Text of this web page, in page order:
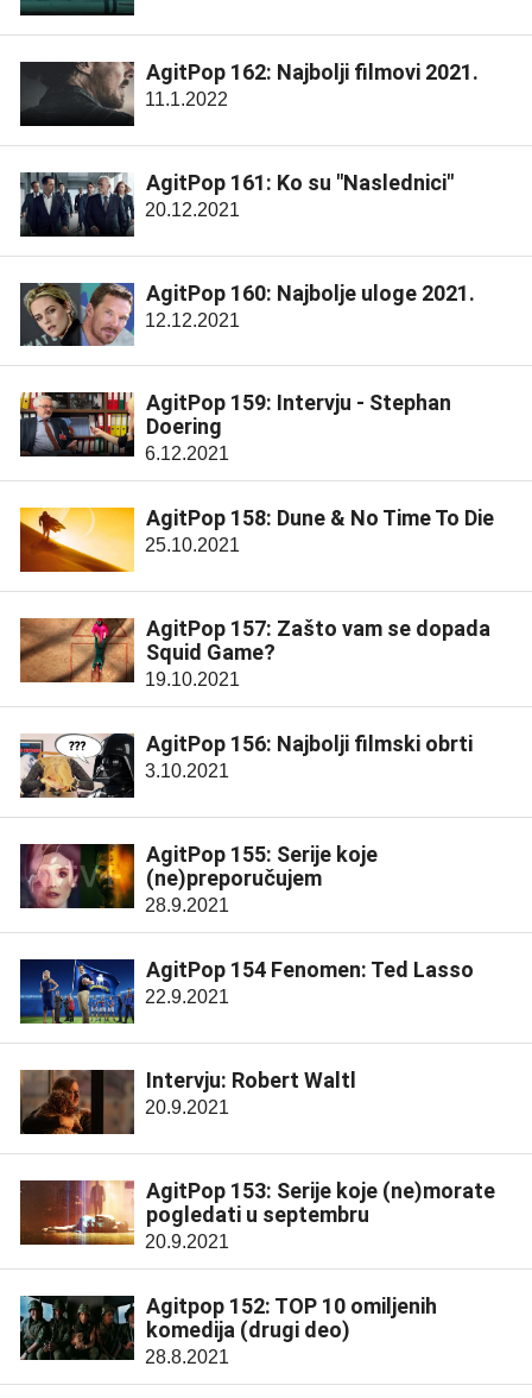
AgitPop 162: Najbolji filmovi 2021.
11.1.2022
AgitPop 161: Ko su "Naslednici"
20.12.2021
AgitPop 160: Najbolje uloge 2021.
12.12.2021
AgitPop 159: Intervju - Stephan
Doering
6.12.2021
AgitPop 158: Dune & No Time To Die
25.10.2021
AgitPop 157: Zašto vam se dopada
Squid Game?
19.10.2021
AgitPop 156: Najbolji filmski obrti
3.10.2021
AgitPop 155: Serije koje
(ne)preporučujem
28.9.2021
AgitPop 154 Fenomen: Ted Lasso
22.9.2021
Intervju: Robert Waltl
20.9.2021
AgitPop 153: Serije koje (ne)morate
pogledati u septembru
20.9.2021
Agitpop 152: TOP 10 omiljenih
komedija (drugi deo)
28.8.2021